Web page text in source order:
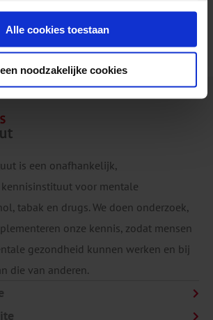
Alle cookies toestaan
noodzakelijke cookies
is een onafhankelijk,
voor mentale
tabak en drugs. We doen onderzoek,
onze kennis, zodat mensen
gezondheid kunnen werken en bij
die van anderen.